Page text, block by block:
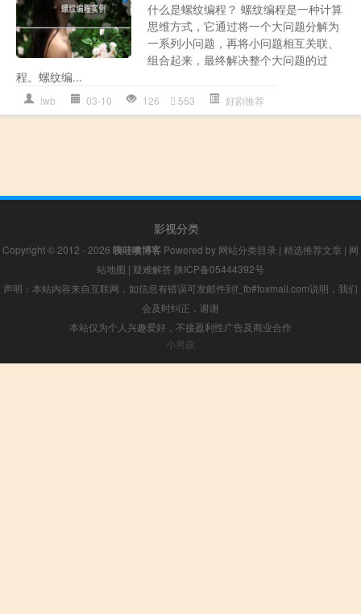
什么是螺纹编程？ 螺纹编程是一种计算
思维方式，它通过将一个大问题分解为
一系列小问题，再将小问题相互关联、
组合起来，最终解决整个大问题的过
程。螺纹编...
lwb 03-10 126 553 好剧推荐
影视分类
Copyright © 2012 - 2026 咦哇噢博客 Powered by 网站分类目录 | 精选推荐文章 | 网
站地图 | 疑难解答 陕ICP备05444392号
声明：本站内容来自互联网，如信息有错误可发邮件到f_fb#foxmail.com说明，我们
会及时纠正，谢谢
本站仅为个人兴趣爱好，不接盈利性广告及商业合作
小男孩